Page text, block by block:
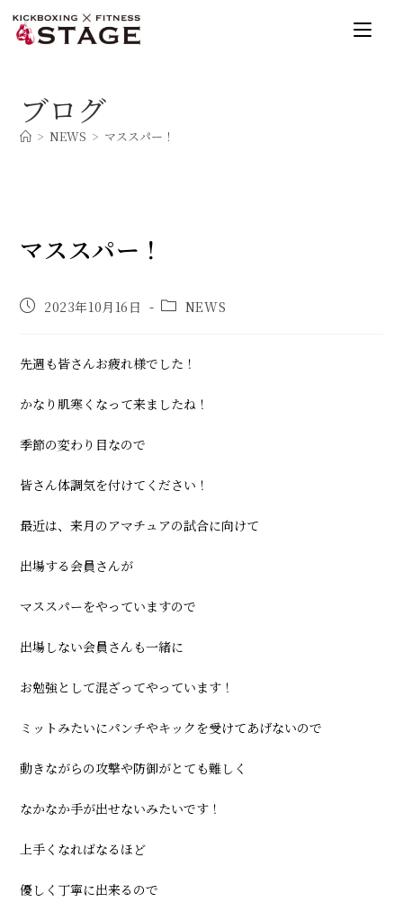
ブログ
> NEWS > マススパー！
マススパー！
投
開
日:
2023年10月16日
投
テ
ゴ
ー:
NEWS
先週も皆さんお疲れ様でした！
かなり肌寒くなって来ましたね！
季節の変わり目なので
皆さん体調気を付けてください！
最近は、来月のアマチュアの試合に向けて
出場する会員さんが
マススパーをやっていますので
出場しない会員さんも一緒に
お勉強として混ざってやっています！
ミットみたいにパンチやキックを受けてあげないので
動きながらの攻撃や防御がとても難しく
なかなか手が出せないみたいです！
上手くなればなるほど
優しく丁寧に出来るので